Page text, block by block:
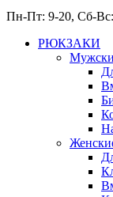
Пн-Пт: 9-20, Сб-
РЮКЗАКИ